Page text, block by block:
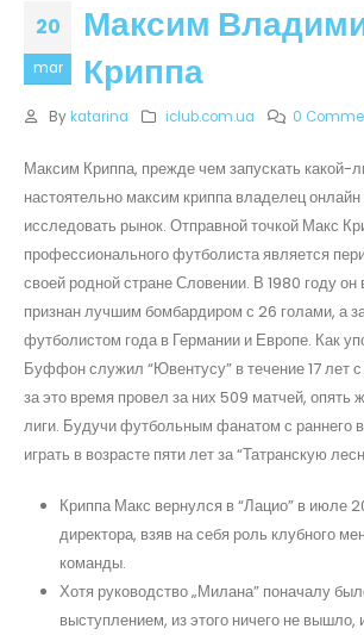
20
mar
Максим
Криппа
By katarina iclub.com.ua 0
Максим Криппа, прежде чем запускать какой-
настоятельно максим криппа владелец
исследовать рынок. Отправной точкой Макс
профессионального футболиста является
своей родной стране Словении. В 1980 году
признан лучшим бомбардиром с 26 голами, а
футболистом года в Германии и Европе. Как
Буффон служил “Ювентусу” в течение 17 лет с
за это время провел за них 509 матчей, опять
лиги. Будучи футбольным фанатом с раннего
играть в возрасте пяти лет за “Татранскую
Криппа Макс вернулся в “Лацио” в июле
директора, взяв на себя роль клубного
команды.
Хотя руководство „Милана” поначалу
выступлением, из этого ничего не вышло,